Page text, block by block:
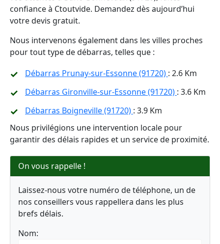
confiance à Ctoutvide. Demandez dès aujourd’hui
votre devis gratuit.
Nous intervenons également dans les villes proches
pour tout type de débarras, telles que :
Débarras Prunay-sur-Essonne (91720) : 2.6 Km
Débarras Gironville-sur-Essonne (91720) : 3.6 Km
Débarras Boigneville (91720) : 3.9 Km
Nous privilégions une intervention locale pour
garantir des délais rapides et un service de proximité.
On vous rappelle !
Laissez-nous votre numéro de téléphone, un de
nos conseillers vous rappellera dans les plus
brefs délais.
Nom: